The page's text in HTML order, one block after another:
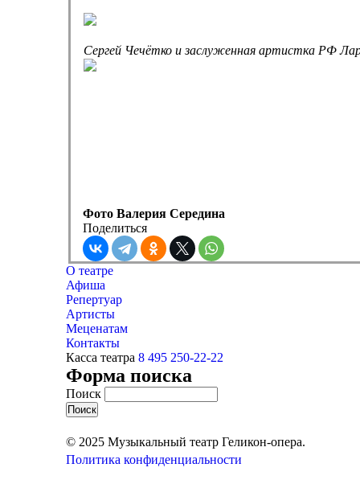
Сергей Чечётко и заслуженная артистка РФ
Фото Валерия Середина
Поделиться
О театре
Афиша
Репертуар
Артисты
Меценатам
Контакты
Касса театра 8 495 250-22-22
Форма поиска
Поиск
© 2025 Музыкальный театр Геликон-опера.
Политика конфиденциальности